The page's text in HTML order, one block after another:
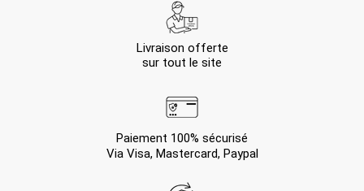
Livraison offerte
sur tout le site
Paiement 100% sécurisé
Via Visa, Mastercard, Paypal